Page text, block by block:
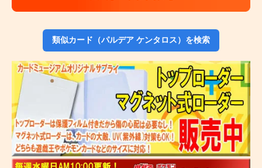
類似カード（パルデア ケンタロス）を検索